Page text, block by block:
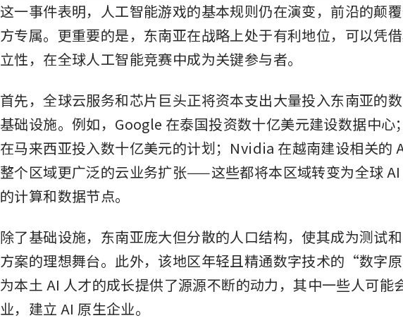
这一事件表明，人工智能游戏的基本规则仍在演变，前沿的颠
方专属。更重要的是，东南亚在战略上处于有利地位，可以凭
立性，在全球人工智能竞赛中成为关键参与者。
首先，全球云服务和芯片巨头正将资本支出大量投入东南亚的
基础设施。例如，Google 在泰国投资数十亿美元建设数据中
在马来西亚投入数十亿美元的计划；Nvidia 在越南建设相关的
整个区域更广泛的云业务扩张——这些都将本区域转变为全球
的计算和数据节点。
除了基础设施，东南亚庞大但分散的人口结构，使其成为测试
方案的理想舞台。此外，该地区年轻且精通数字技术的“数字
为本土 AI 人才的成长提供了源源不断的动力，其中一些人可能
业，建立 AI 原生企业。